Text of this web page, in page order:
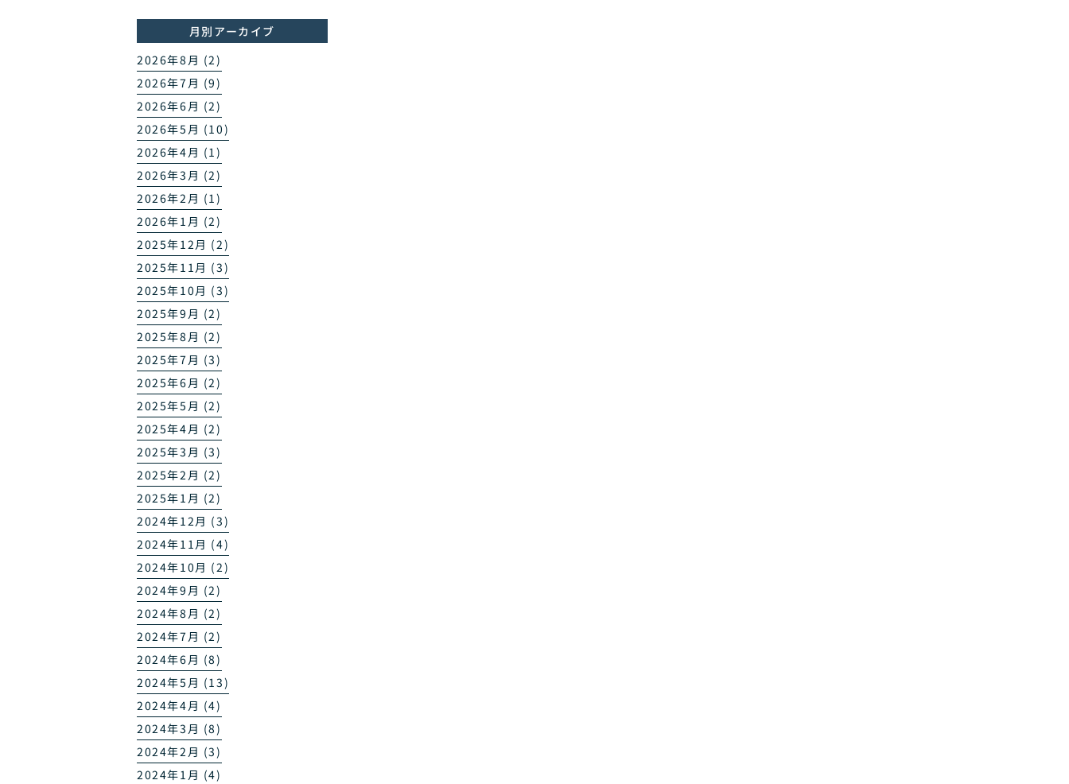
月別アーカイブ
2026年8月 (2)
2026年7月 (9)
2026年6月 (2)
2026年5月 (10)
2026年4月 (1)
2026年3月 (2)
2026年2月 (1)
2026年1月 (2)
2025年12月 (2)
2025年11月 (3)
2025年10月 (3)
2025年9月 (2)
2025年8月 (2)
2025年7月 (3)
2025年6月 (2)
2025年5月 (2)
2025年4月 (2)
2025年3月 (3)
2025年2月 (2)
2025年1月 (2)
2024年12月 (3)
2024年11月 (4)
2024年10月 (2)
2024年9月 (2)
2024年8月 (2)
2024年7月 (2)
2024年6月 (8)
2024年5月 (13)
2024年4月 (4)
2024年3月 (8)
2024年2月 (3)
2024年1月 (4)